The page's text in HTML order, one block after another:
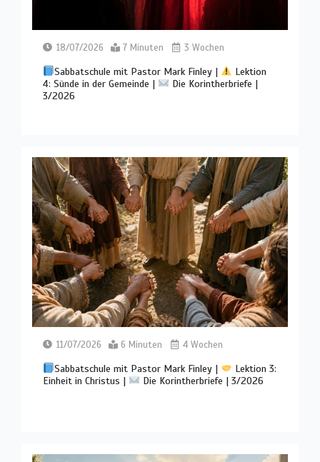
18/07/2026 7 Minuten 3 Wochen
Sabbatschule mit Pastor Mark Finley |
Lektion
4: Sünde in der Gemeinde |
Die Korintherbriefe |
3/2026
11/07/2026 6 Minuten 4 Wochen
Sabbatschule mit Pastor Mark Finley |
Lektion 3:
Einheit in Christus |
Die Korintherbriefe | 3/2026